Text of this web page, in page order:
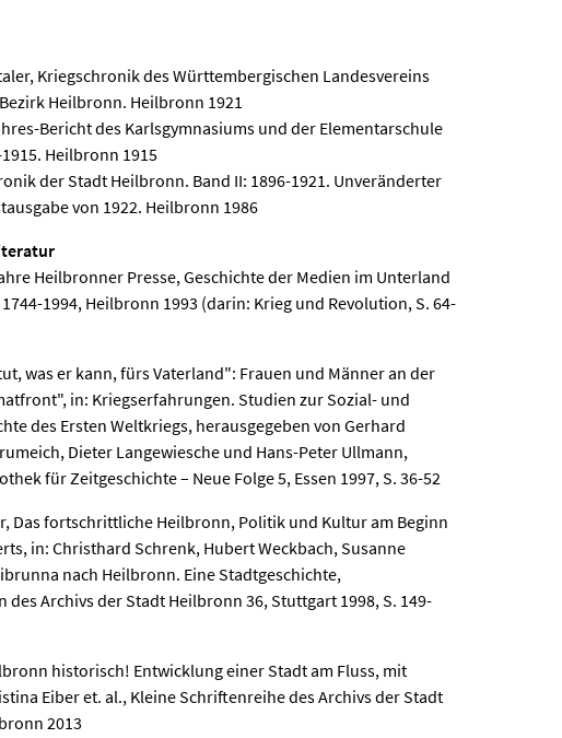
Kriegschronik des Württembergischen Landesvereins
Heilbronn. Heilbronn 1921
Bericht des Karlsgymnasiums und der Elementarschule
Heilbronn 1915
der Stadt Heilbronn. Band II: 1896-1921. Unveränderter
von 1922. Heilbronn 1986
Heilbronner Presse, Geschichte der Medien im Unterland
1994, Heilbronn 1993 (darin: Krieg und Revolution, S. 64-
was er kann, fürs Vaterland": Frauen und Männer an der
in: Kriegserfahrungen. Studien zur Sozial- und
des Ersten Weltkriegs, herausgegeben von Gerhard
Dieter Langewiesche und Hans-Peter Ullmann,
für Zeitgeschichte – Neue Folge 5, Essen 1997, S. 36-52
Das fortschrittliche Heilbronn, Politik und Kultur am Beginn
in: Christhard Schrenk, Hubert Weckbach, Susanne
nach Heilbronn. Eine Stadtgeschichte,
des Archivs der Stadt Heilbronn 36, Stuttgart 1998, S. 149-
historisch! Entwicklung einer Stadt am Fluss, mit
Eiber et. al., Kleine Schriftenreihe des Archivs der Stadt
2013